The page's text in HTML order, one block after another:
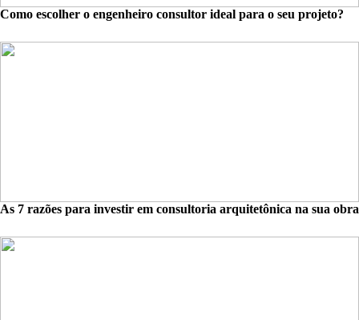
Como escolher o engenheiro consultor ideal para o seu projeto?
As 7 razões para investir em consultoria arquitetônica na sua obra